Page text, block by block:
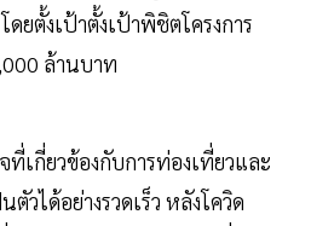
ยตั้งเป้าตั้งเป้าพิชิตโครงการ
ล้านบาท
เกี่ยวข้องกับการท่องเที่ยวและ
วได้อย่างรวดเร็ว หลังโควิด